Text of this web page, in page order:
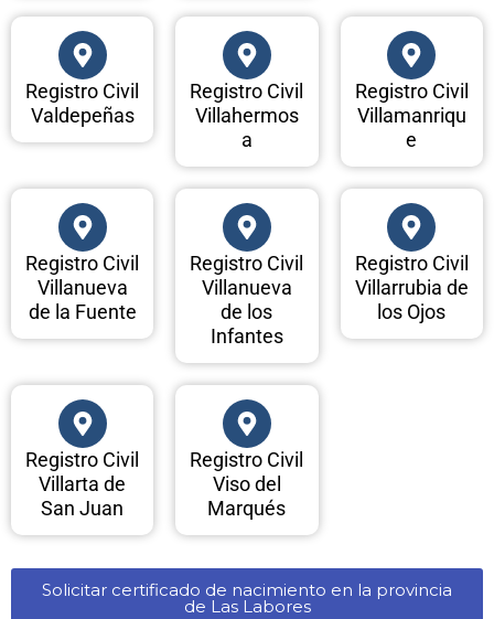
Registro Civil
Valdepeñas
Registro Civil
Villahermos
a
Registro Civil
Villamanriqu
e
Registro Civil
Villanueva
de la Fuente
Registro Civil
Villanueva
de los
Infantes
Registro Civil
Villarrubia de
los Ojos
Registro Civil
Villarta de
San Juan
Registro Civil
Viso del
Marqués
Solicitar certificado de nacimiento en la provincia
de Las Labores​